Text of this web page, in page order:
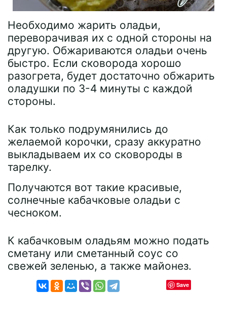
Необходимо жарить оладьи,
переворачивая их с одной стороны на
другую. Обжариваются оладьи очень
быстро. Если сковорода хорошо
разогрета, будет достаточно обжарить
оладушки по 3-4 минуты с каждой
стороны.
Как только подрумянились до
желаемой корочки, сразу аккуратно
выкладываем их со сковороды в
тарелку.
Получаются вот такие красивые,
солнечные кабачковые оладьи с
чесноком.
К кабачковым оладьям можно подать
сметану или сметанный соус со
свежей зеленью, а также майонез.
Save